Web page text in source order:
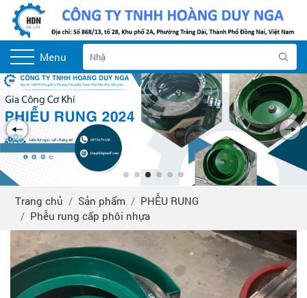
Menu
Trang chủ Sản phẩm
PHỄU RUNG
Phễu rung cấp phôi nhựa